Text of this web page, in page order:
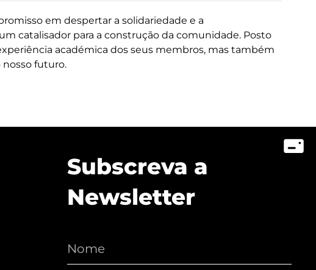
em despertar a solidariedade e a
catalisador para a construção da comunidade. Posto
académica dos seus membros, mas também
nosso futuro.
Subscreva a
Newsletter